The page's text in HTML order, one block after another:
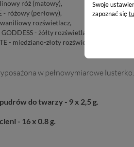
Swoje
zapoznać się
róż (matowy),
- różowy (perłowy),
rozświetlacz,
- żółty rozświetlacz,
- miedziano-złoty rozświetlacz
w pełnowymiarowe lusterko.
do twarzy - 9 x 2,5 g.
- 16 x 0.8g.